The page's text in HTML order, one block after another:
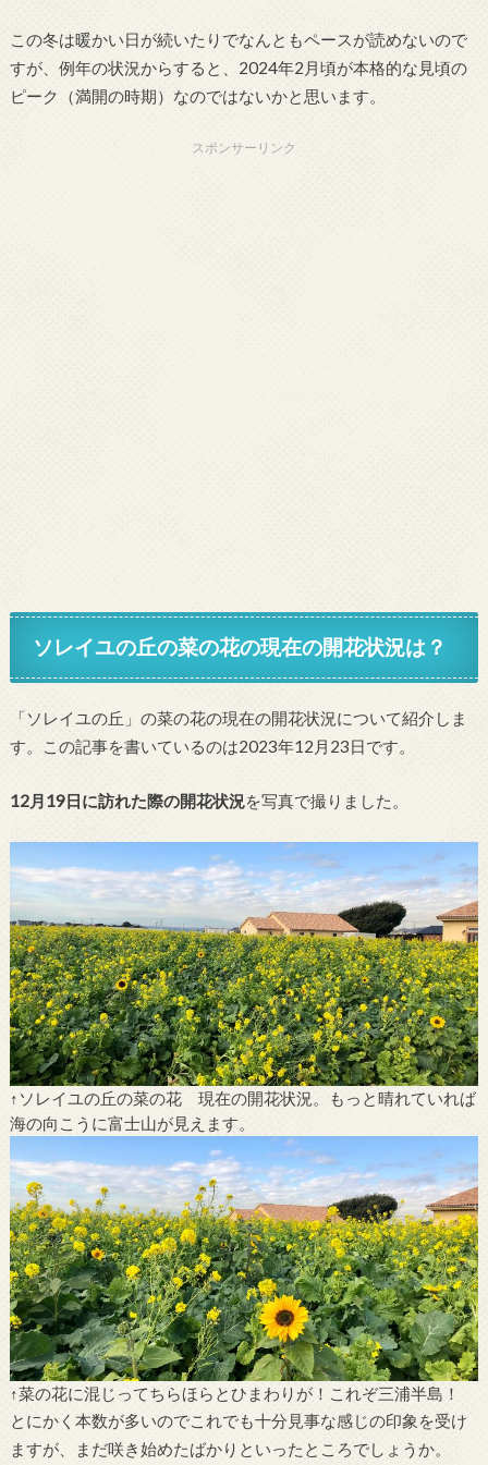
この冬は暖かい日が続いたりでなんともペースが読めないので
すが、例年の状況からすると、2024年2月頃が本格的な見頃の
ピーク（満開の時期）なのではないかと思います。
スポンサーリンク
ソレイユの丘の菜の花の現在の開花状況は？
「ソレイユの丘」の菜の花の現在の開花状況について紹介しま
す。この記事を書いているのは2023年12月23日です。
12月19日に訪れた際の開花状況を写真で撮りました。
↑ソレイユの丘の菜の花 現在の開花状況。もっと晴れていれば
海の向こうに富士山が見えます。
↑菜の花に混じってちらほらとひまわりが！これぞ三浦半島！
とにかく本数が多いのでこれでも十分見事な感じの印象を受け
ますが、まだ咲き始めたばかりといったところでしょうか。